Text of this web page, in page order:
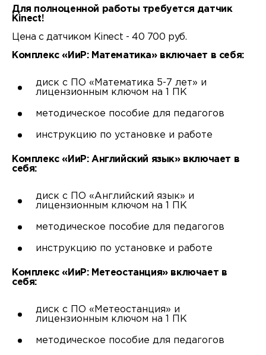
Для полноценной работы требуется датчик
Kinect!
Цена с датчиком Kinect - 40 700 руб.
Комплекс «ИиР: Математика» включает в себя:
диск с ПО «Математика 5-7 лет» и
лицензионным ключом на 1 ПК
методическое пособие для педагогов
инструкцию по установке и работе
Комплекс «ИиР: Английский язык» включает в
себя:
диск с ПО «Английский язык» и
лицензионным ключом на 1 ПК
методическое пособие для педагогов
инструкцию по установке и работе
Комплекс «ИиР: Метеостанция» включает в
себя:
диск с ПО «Метеостанция» и
лицензионным ключом на 1 ПК
методическое пособие для педагогов